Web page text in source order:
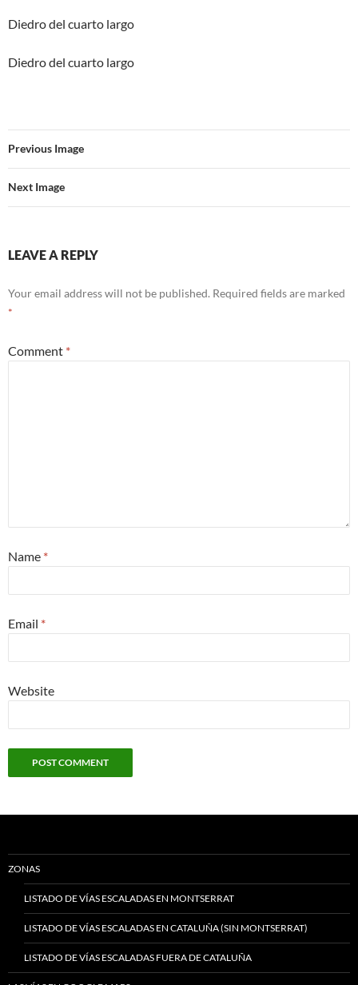
Diedro del cuarto largo
Diedro del cuarto largo
Previous Image
Next Image
LEAVE A REPLY
Your email address will not be published. Required fields are marked
*
Comment *
Name *
Email *
Website
ZONAS
LISTADO DE VÍAS ESCALADAS EN MONTSERRAT
LISTADO DE VÍAS ESCALADAS EN CATALUÑA (SIN MONTSERRAT)
LISTADO DE VÍAS ESCALADAS FUERA DE CATALUÑA